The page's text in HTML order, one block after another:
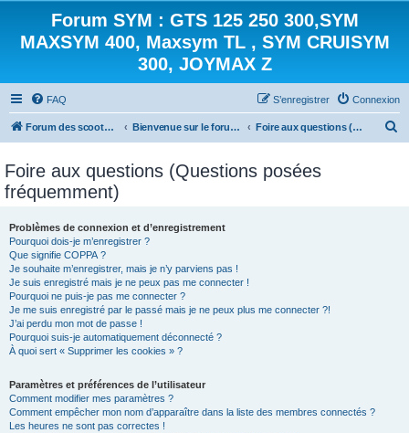
Forum SYM : GTS 125 250 300,SYM
MAXSYM 400, Maxsym TL , SYM CRUISYM
300, JOYMAX Z
FAQ Connexion
S’enregistrer
Forum des scooters SYM - GTS -MAXSYM - CRUISYM - JOYMAX - Maxsym TL Bienvenue sur le forum des scooters de la gamme SYM Foire aux questions (Questions posées fréquemment)
Foire aux questions (Questions posées
fréquemment)
Problèmes de connexion et d’enregistrement
Pourquoi dois-je m’enregistrer ?
Que signifie COPPA ?
Je souhaite m’enregistrer, mais je n’y parviens pas !
Je suis enregistré mais je ne peux pas me connecter !
Pourquoi ne puis-je pas me connecter ?
Je me suis enregistré par le passé mais je ne peux plus me connecter ?!
J’ai perdu mon mot de passe !
Pourquoi suis-je automatiquement déconnecté ?
À quoi sert « Supprimer les cookies » ?
Paramètres et préférences de l’utilisateur
Comment modifier mes paramètres ?
Comment empêcher mon nom d’apparaître dans la liste des membres connectés ?
Les heures ne sont pas correctes !